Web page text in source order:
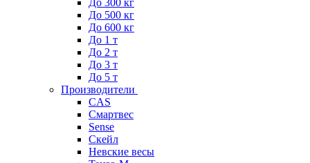
До 300 кг
До 500 кг
До 600 кг
До 1 т
До 2 т
До 3 т
До 5 т
Производители
CAS
Смартвес
Sense
Скейл
Невские весы